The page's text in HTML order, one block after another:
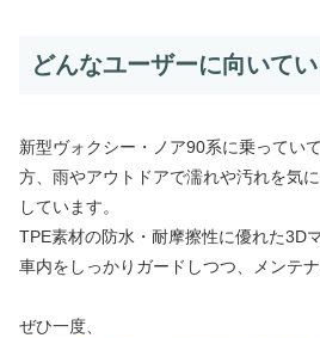
どんなユーザーに向いて
新型ヴォクシー・ノア90系に乗ってい
方、雨やアウトドアで濡れや汚れを気
しています。
TPE素材の防水・耐摩擦性に優れた3D
車内をしっかりガードしつつ、メンテナ
ぜひ一度、